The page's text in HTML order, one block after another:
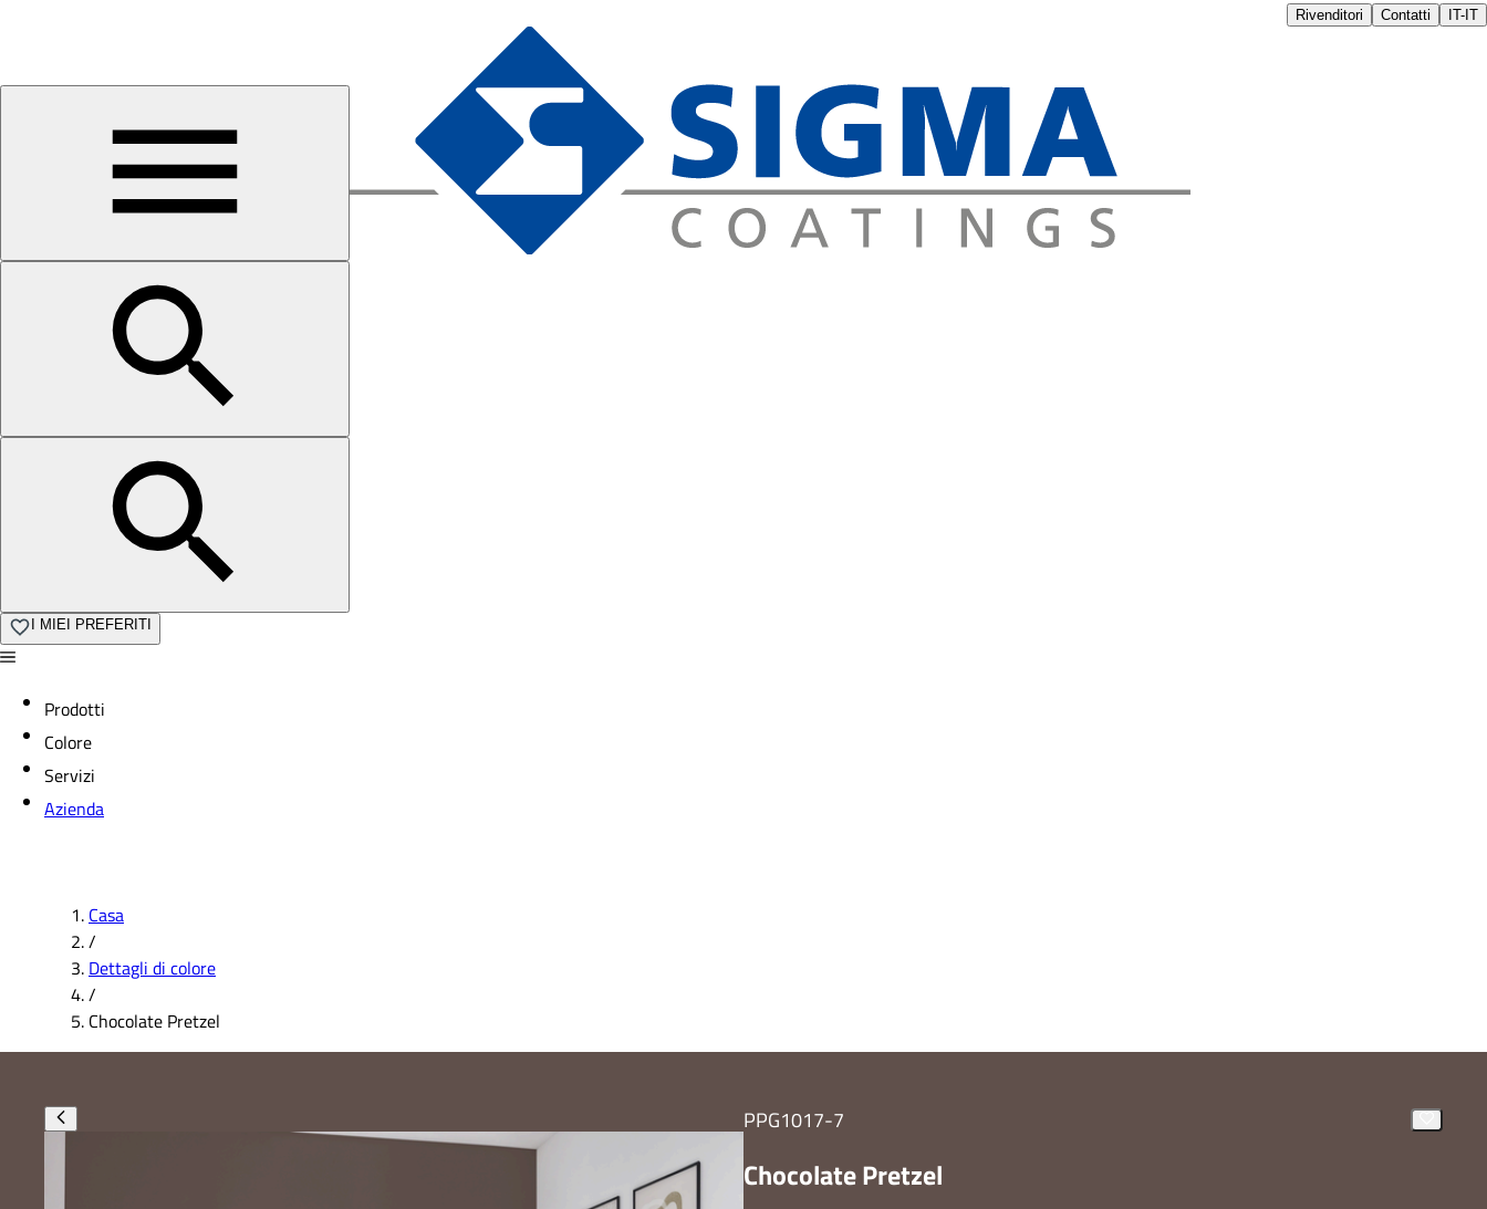
Rivenditori Contatti IT-IT
I MIEI PREFERITI
Prodotti
Colore
Servizi
Azienda
Casa
/
Dettagli di colore
/
Chocolate Pretzel
PPG1017-7
Chocolate Pretzel